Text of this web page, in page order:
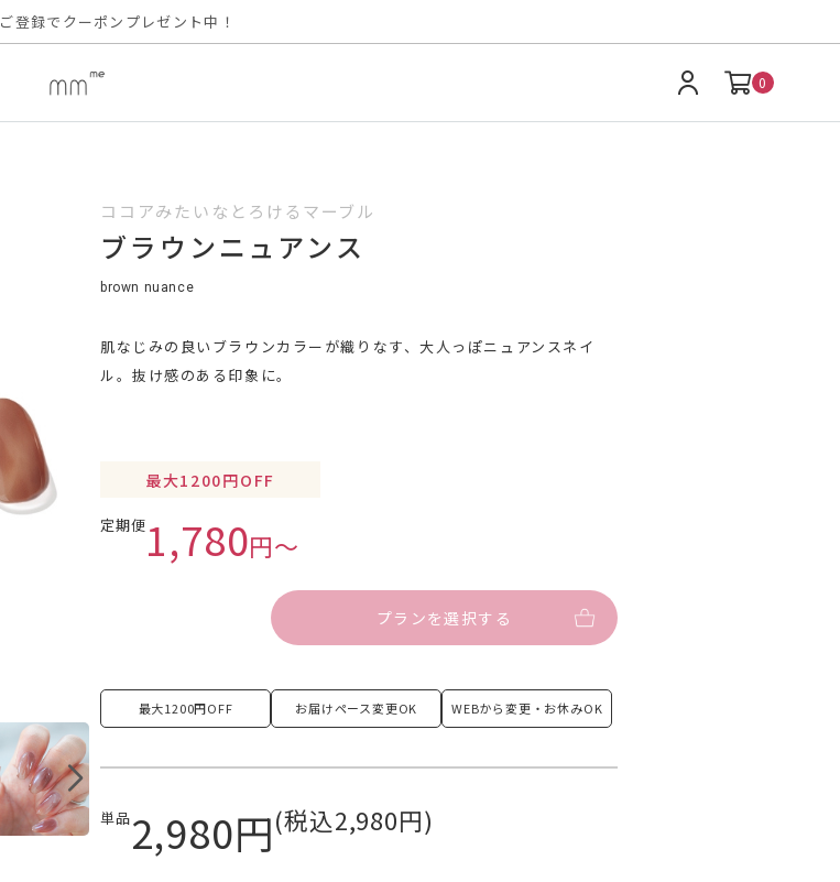
ご登録でクーポンプレゼント中！
0
ココアみたいなとろけるマーブル
ブラウンニュアンス
brown nuance
肌なじみの良いブラウンカラーが織りなす、大人っぽニュアンスネイ
ル。抜け感のある印象に。
最大1200円OFF
定期便1,780円〜
プランを選択する
最大1200円OFF お届けペース変更OK WEBから変更・ お休みOK
単品2,980円(税込2,980円)